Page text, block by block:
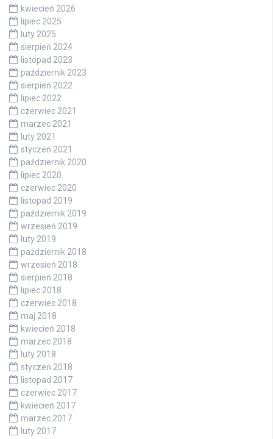
kwiecień 2026
lipiec 2025
luty 2025
sierpień 2024
listopad 2023
październik 2023
sierpień 2022
lipiec 2022
czerwiec 2021
marzec 2021
luty 2021
styczeń 2021
październik 2020
lipiec 2020
czerwiec 2020
listopad 2019
październik 2019
wrzesień 2019
luty 2019
październik 2018
wrzesień 2018
sierpień 2018
lipiec 2018
czerwiec 2018
maj 2018
kwiecień 2018
marzec 2018
luty 2018
styczeń 2018
listopad 2017
czerwiec 2017
kwiecień 2017
marzec 2017
luty 2017